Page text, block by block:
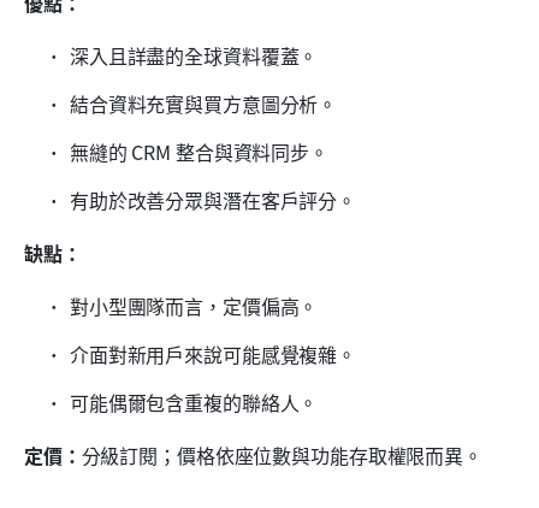
深入且詳盡的全球資料覆蓋。
結合資料充實與買方意圖分析。
無縫的 CRM 整合與資料同步。
有助於改善分眾與潛在客戶評分。
缺點：
對小型團隊而言，定價偏高。
介面對新用戶來說可能感覺複雜。
可能偶爾包含重複的聯絡人。
定價： 分級訂閱；價格依座位數與功能存取權限而異。